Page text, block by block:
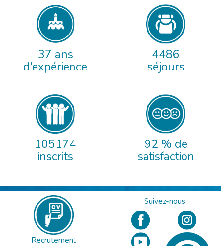
37 ans
d’expérience
4486
séjours
105174
inscrits
92 % de
satisfaction
Recrutement
Suivez-nous :